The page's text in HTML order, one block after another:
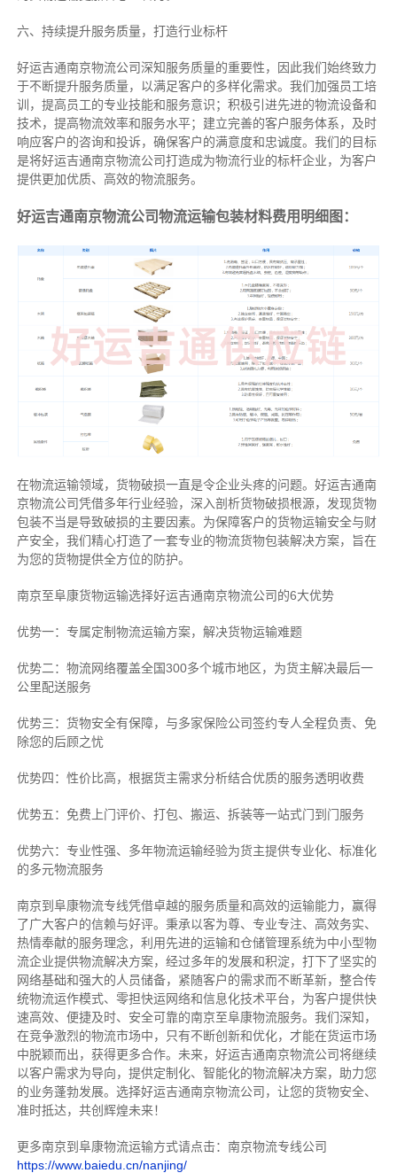
六、持续提升服务质量，打造行业标杆
好运吉通南京物流公司深知服务质量的重要性，因此我们始终致力
于不断提升服务质量，以满足客户的多样化需求。我们加强员工培
训，提高员工的专业技能和服务意识；积极引进先进的物流设备和
技术，提高物流效率和服务水平；建立完善的客户服务体系，及时
响应客户的咨询和投诉，确保客户的满意度和忠诚度。我们的目标
是将好运吉通南京物流公司打造成为物流行业的标杆企业，为客户
提供更加优质、高效的物流服务。
好运吉通南京物流公司物流运输包装材料费用明细图：
在物流运输领域，货物破损一直是令企业头疼的问题。好运吉通南
京物流公司凭借多年行业经验，深入剖析货物破损根源，发现货物
包装不当是导致破损的主要因素。为保障客户的货物运输安全与财
产安全，我们精心打造了一套专业的物流货物包装解决方案，旨在
为您的货物提供全方位的防护。
南京至阜康货物运输选择好运吉通南京物流公司的6大优势
优势一：专属定制物流运输方案，解决货物运输难题
优势二：物流网络覆盖全国300多个城市地区，为货主解决最后一
公里配送服务
优势三：货物安全有保障，与多家保险公司签约专人全程负责、免
除您的后顾之忧
优势四：性价比高，根据货主需求分析结合优质的服务透明收费
优势五：免费上门评价、打包、搬运、拆装等一站式门到门服务
优势六：专业性强、多年物流运输经验为货主提供专业化、标准化
的多元物流服务
南京到阜康物流专线凭借卓越的服务质量和高效的运输能力，赢得
了广大客户的信赖与好评。 秉承以客为尊、专业专注、高效务实、
热情奉献的服务理念，利用先进的运输和仓储管理系统为中小型物
流企业提供物流解决方案，经过多年的发展和积淀，打下了坚实的
网络基础和强大的人员储备，紧随客户的需求而不断革新，整合传
统物流运作模式、零担快运网络和信息化技术平台，为客户提供快
速高效、便捷及时、安全可靠的南京至阜康物流服务。 我们深知，
在竞争激烈的物流市场中，只有不断创新和优化，才能在货运市场
中脱颖而出，获得更多合作。 未来，好运吉通南京物流公司将继续
以客户需求为导向，提供定制化、智能化的物流解决方案，助力您
的业务蓬勃发展。选择好运吉通南京物流公司，让您的货物安全、
准时抵达，共创辉煌未来！
更多南京到阜康物流运输方式请点击：南京物流专线公司
https://www.baiedu.cn/nanjing/